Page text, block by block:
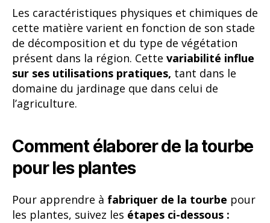
Les caractéristiques physiques et chimiques de
cette matière varient en fonction de son stade
de décomposition et du type de végétation
présent dans la région. Cette variabilité influe
sur ses utilisations pratiques, tant dans le
domaine du jardinage que dans celui de
l’agriculture.
Comment élaborer de la tourbe
pour les plantes
Pour apprendre à fabriquer de la tourbe pour
les plantes, suivez les étapes ci-dessous :